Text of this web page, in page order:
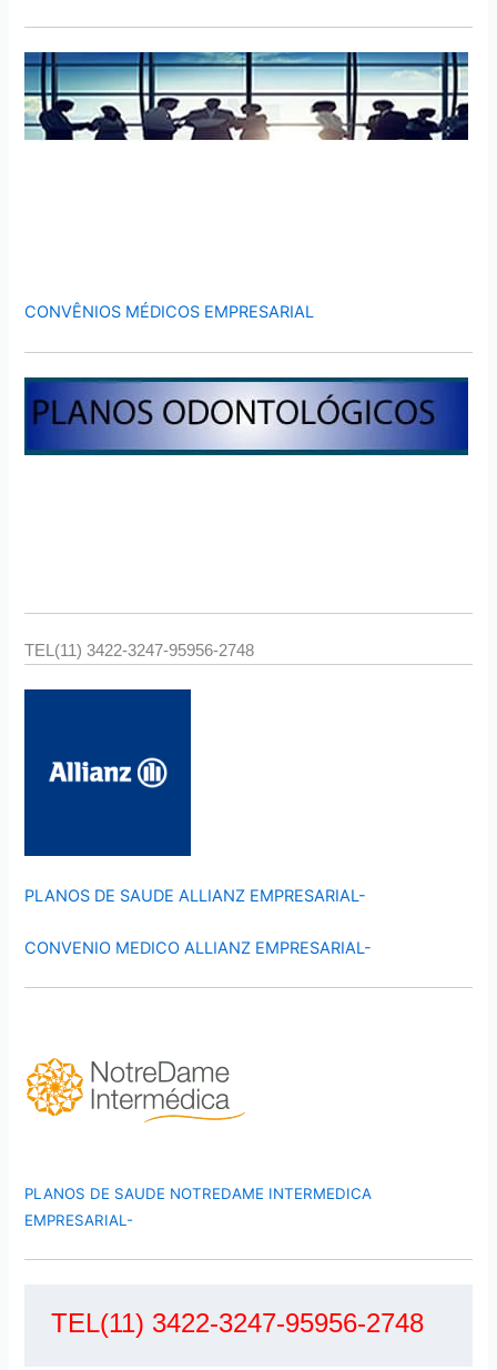
CONVÊNIOS MÉDICOS EMPRESARIAL
TEL(11) 3422-3247-95956-2748
PLANOS DE SAUDE ALLIANZ EMPRESARIAL-
CONVENIO MEDICO ALLIANZ EMPRESARIAL-
PLANOS DE SAUDE NOTREDAME INTERMEDICA
EMPRESARIAL-
TEL(11) 3422-3247-95956-2748